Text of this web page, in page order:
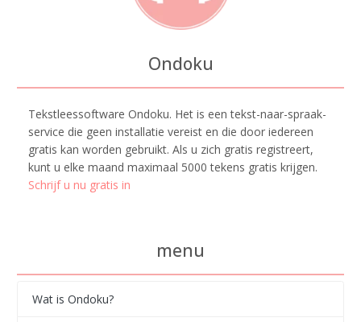
Ondoku
Tekstleessoftware Ondoku. Het is een tekst-naar-spraak-
service die geen installatie vereist en die door iedereen
gratis kan worden gebruikt. Als u zich gratis registreert,
kunt u elke maand maximaal 5000 tekens gratis krijgen.
Schrijf u nu gratis in
menu
Wat is Ondoku?